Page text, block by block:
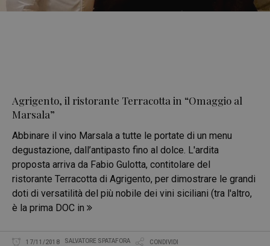
Agrigento, il ristorante Terracotta in “Omaggio al
Marsala”
Abbinare il vino Marsala a tutte le portate di un menu
degustazione, dall’antipasto fino al dolce. L'ardita
proposta arriva da Fabio Gulotta, contitolare del
ristorante Terracotta di Agrigento, per dimostrare le grandi
doti di versatilità del più nobile dei vini siciliani (tra l'altro,
è la prima DOC in
17/11/2018 SALVATORE SPATAFORA CONDIVIDI